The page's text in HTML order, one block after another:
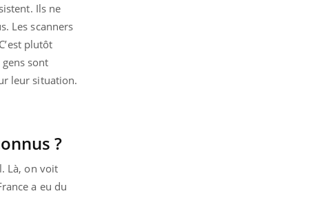
Ils ne
Les scanners
plutôt
sont
leur situation.
?
Là, on voit
a eu du